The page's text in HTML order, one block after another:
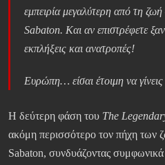
εμπειρία μεγαλύτερη από τη
Sabaton. Και αν επιστρέφετε
εκπλήξεις και ανατροπές!
Ευρώπη… είσαι έτοιμη να
Η δεύτερη φάση του The
ακόμη περισσότερο τον πήχη των
Sabaton, συνδυάζοντας συμφωνικά